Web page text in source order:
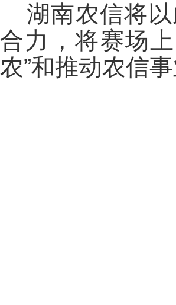
湖南农信将
合力，将赛场
农”和推动农信